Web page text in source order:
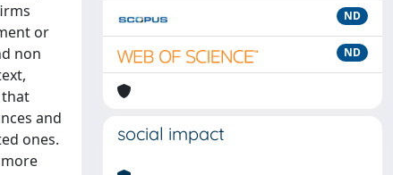
or
non
and
ones.
ND
ND
social impact